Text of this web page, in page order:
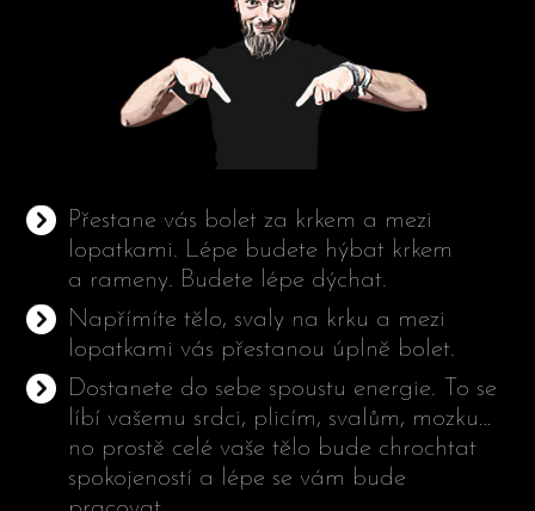
Přestane vás bolet za krkem a mezi
lopatkami. Lépe budete hýbat krkem
a rameny. Budete lépe dýchat.
Napřímíte tělo, svaly na krku a mezi
lopatkami vás přestanou úplně bolet.
Dostanete do sebe spoustu energie. To se
líbí vašemu srdci, plicím, svalům, mozku…
no prostě celé vaše tělo bude chrochtat
spokojeností a lépe se vám bude